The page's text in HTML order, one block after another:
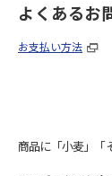
よくあるお
お支払い方法
商品に「小麦」「